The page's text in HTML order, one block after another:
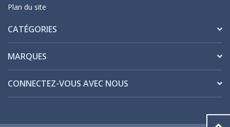
Plan du site
CATÉGORIES
MARQUES
CONNECTEZ-VOUS AVEC NOUS